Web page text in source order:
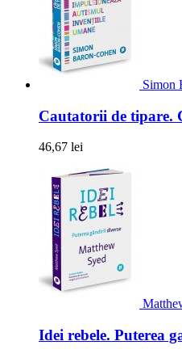
Simon
Cautatorii de tipare.
46,67 lei
Idei rebele. Puterea